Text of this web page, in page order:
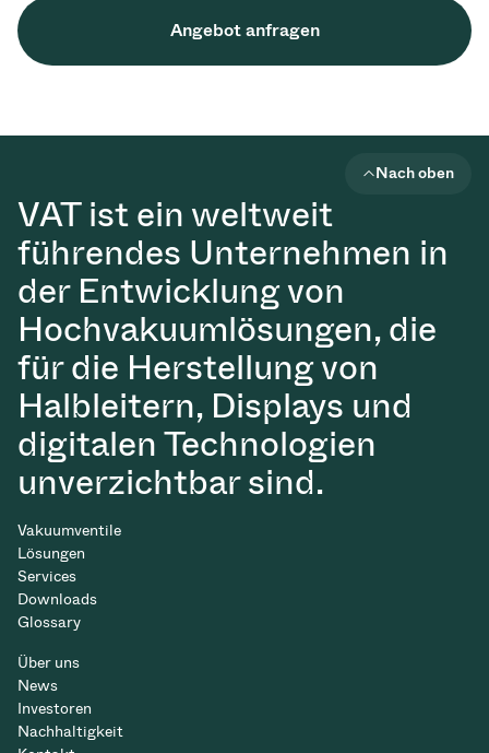
Angebot anfragen
VAT ist ein weltweit
führendes Unternehmen in
der Entwicklung von
Hochvakuumlösungen, die
für die Herstellung von
Halbleitern, Displays und
digitalen Technologien
unverzichtbar sind.
Nach oben
Vakuumventile
Lösungen
Services
Downloads
Glossary
Über uns
News
Investoren
Nachhaltigkeit